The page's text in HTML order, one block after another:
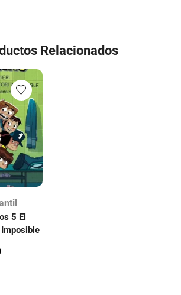
Relacionados
5 El